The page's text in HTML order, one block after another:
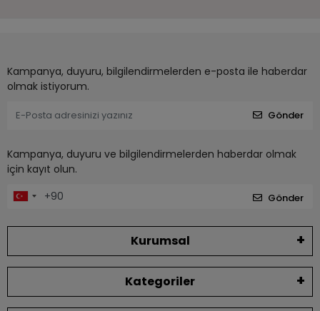
Kampanya, duyuru, bilgilendirmelerden e-posta ile haberdar
olmak istiyorum.
Gönder
Kampanya, duyuru ve bilgilendirmelerden haberdar olmak
için kayıt olun.
Gönder
Kurumsal
Kategoriler